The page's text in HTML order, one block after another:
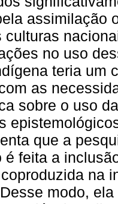
assimilação
culturas
no uso
teria um
as
sobre o uso
que a
é feita a
na
modo,